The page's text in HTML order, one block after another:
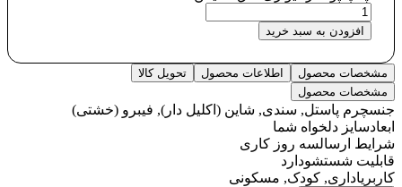
افزودن به سبد خرید
مشخصات محصول اطلاعات محصول
تحویل کالا
مشخصات محصول
جنسچرم پاستل, سندی, شاین (اکلیل دار), فیبرو (خشتی)
ابعادسایز دلخواه شما
شرایط ارسالسه روز کاری
قابلیت شستشودارد
کاربریاداری, کودک, مسکونی